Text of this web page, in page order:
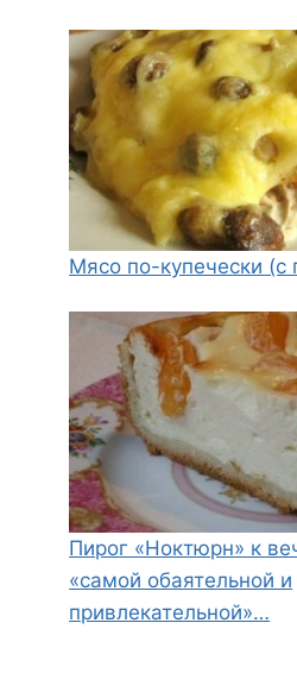
Мясо по-купечески (с
Пирог «Ноктюрн» к
«самой обаятельной и
привлекательной»…